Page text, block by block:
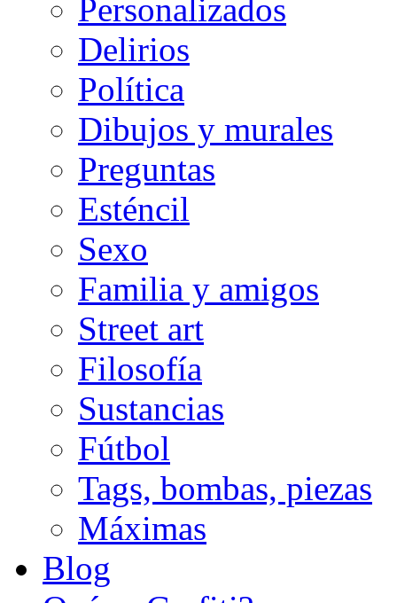
Personalizados
Delirios
Política
Dibujos y murales
Preguntas
Esténcil
Sexo
Familia y amigos
Street art
Filosofía
Sustancias
Fútbol
Tags, bombas, piezas
Máximas
Blog